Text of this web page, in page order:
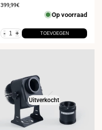
Verkoopprijs
399,99€
Op voorraad
- + TOEVOEGEN
Uitverkocht